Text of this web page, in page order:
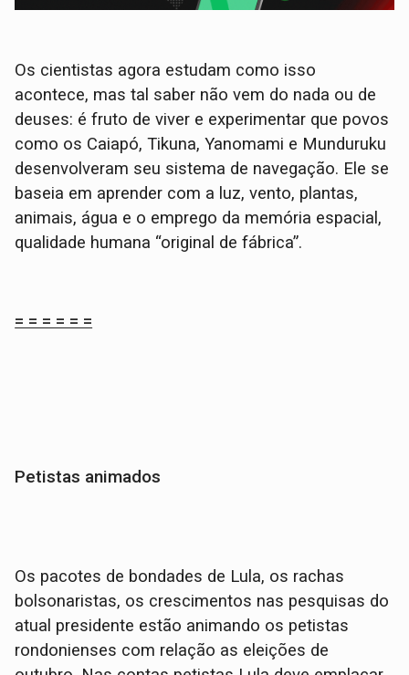
Os cientistas agora estudam como isso
acontece, mas tal saber não vem do nada ou de
deuses: é fruto de viver e experimentar que povos
como os Caiapó, Tikuna, Yanomami e Munduruku
desenvolveram seu sistema de navegação. Ele se
baseia em aprender com a luz, vento, plantas,
animais, água e o emprego da memória espacial,
qualidade humana “original de fábrica”.
= = = = = =
Petistas animados
Os pacotes de bondades de Lula, os rachas
bolsonaristas, os crescimentos nas pesquisas do
atual presidente estão animando os petistas
rondonienses com relação as eleições de